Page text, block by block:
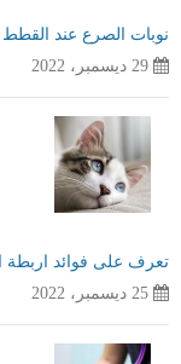
نوبات الصرع عند
29 ديسمبر، 2022
تعرف على فوائد
25 ديسمبر، 2022